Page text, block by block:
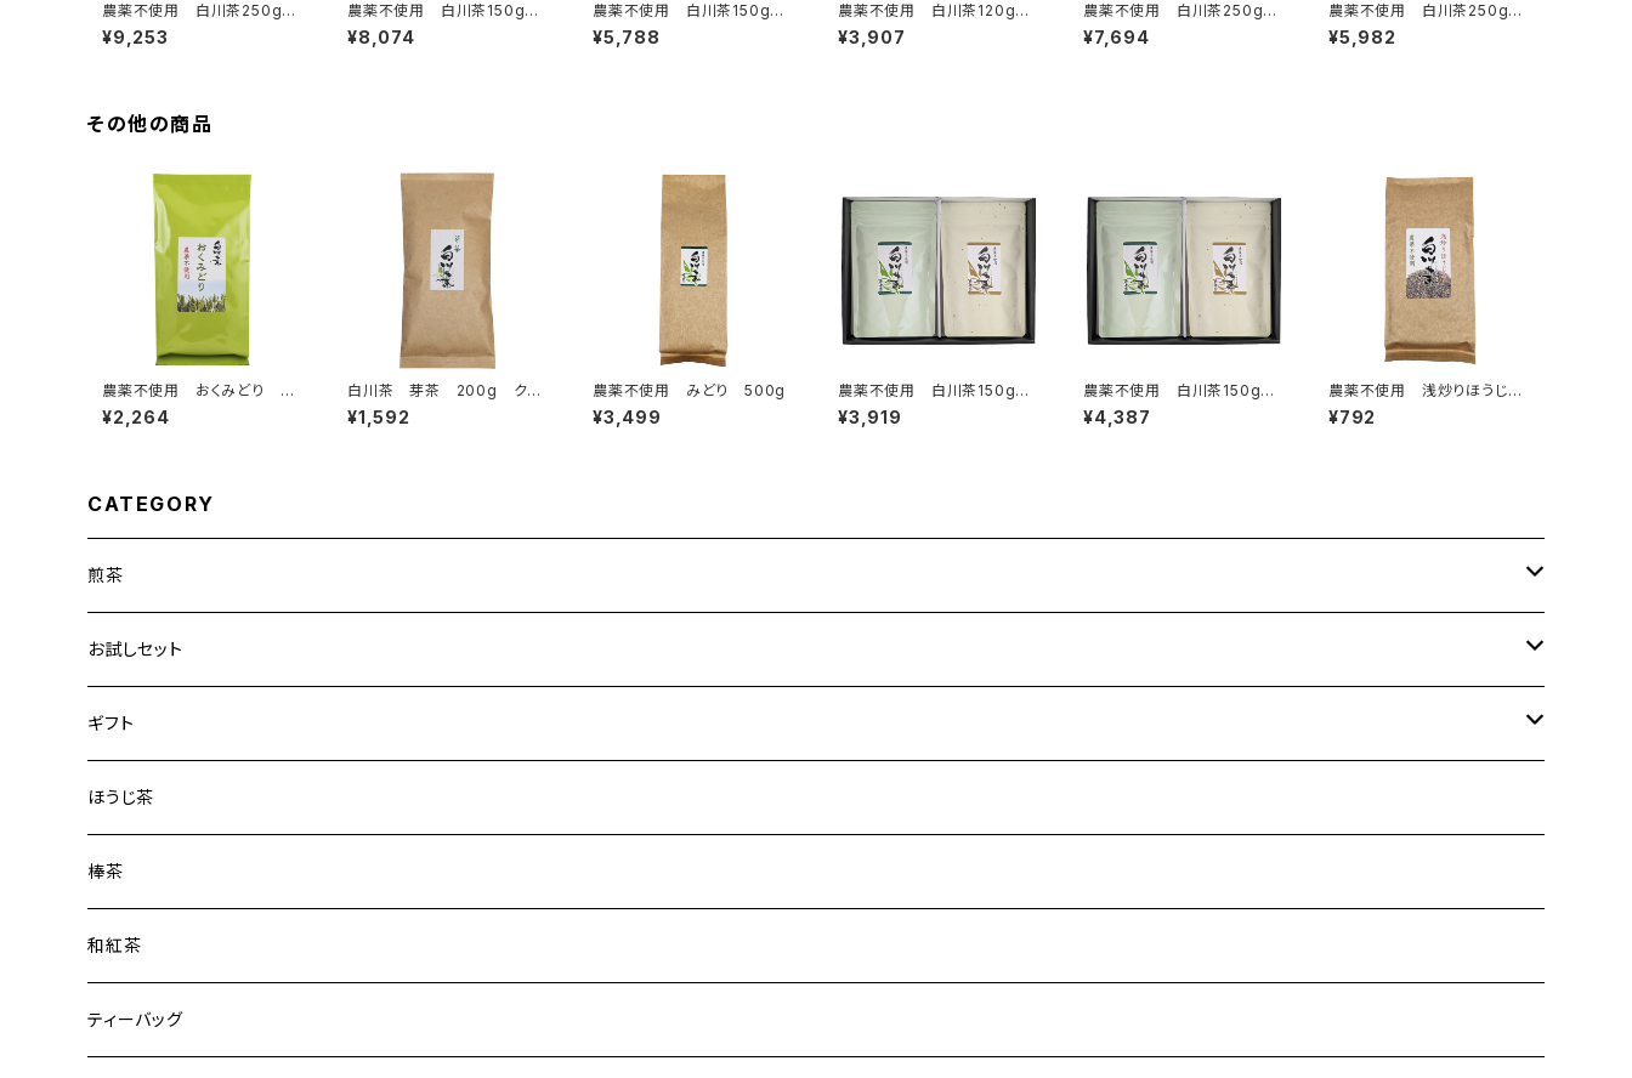
農薬不使用 白川茶250g缶
入り 2本組ギフト NO.1は
つつみ・ずいうん
¥9,253
農薬不使用 白川茶150g缶
入り 3本組ギフト NO.5は
つつみ・ずいうん×2
¥8,074
農薬不使用 白川茶150g缶
入り 2本組ギフト NO.9は
つつみ・ずいうん
¥5,788
農薬不使用 白川茶120g缶
入り 2本組ギフト NO.13ず
いうん×2
¥3,907
農薬不使用 白川茶250g缶
入り 2本組ギフト NO.2ず
いうん×2
¥7,694
農薬不使用 白川茶250g缶
入り 2本組ギフト NO.3ず
いうん・みどり
¥5,982
その他の商品
農薬不使用 おくみどり 20
0g クリックポスト対応商品
¥2,264
白川茶 芽茶 200g クリ
ックポスト対応商品
¥1,592
農薬不使用 みどり 500g
¥3,499
農薬不使用 白川茶150gス
タンドパック 2本組ギフト
NO.51ずいうん・こうぎょく
¥3,919
農薬不使用 白川茶150gス
タンドパック 2本組ギフト
NO.50ずいうん×2
¥4,387
農薬不使用 浅炒りほうじ
茶 150g クリックポスト対
応商品
¥792
CATEGORY
煎茶
はつつみ
ずいうん
こうぎょく
みどり
おくみどり
在来種
お試しセット
煎茶3種
品種茶3種
ギフト
缶ギフト
袋ギフト
ほうじ茶
棒茶
和紅茶
ティーバッグ